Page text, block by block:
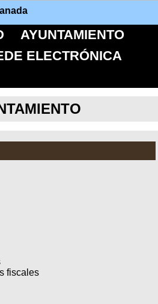
AYUNTAMIENTO
ELECTRÓNICA
fiscales